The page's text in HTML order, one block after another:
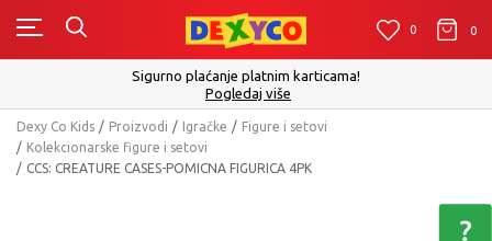
0 0
Sigurno plaćanje platnim karticama!
Pogledaj više
Dexy Co Kids Proizvodi Igračke
Figure i setovi
Kolekcionarske figure i setovi
CCS: CREATURE CASES-POMICNA FIGURICA 4PK